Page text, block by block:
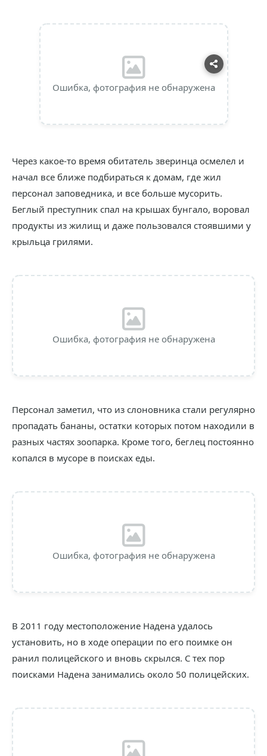
Ошибка, фотография не обнаружена
Через какое-то время обитатель зверинца осмелел и
начал все ближе подбираться к домам, где жил
персонал заповедника, и все больше мусорить.
Беглый преступник спал на крышах бунгало, воровал
продукты из жилищ и даже пользовался стоявшими у
крыльца грилями.
Ошибка, фотография не обнаружена
Персонал заметил, что из слоновника стали регулярно
пропадать бананы, остатки которых потом находили в
разных частях зоопарка. Кроме того, беглец постоянно
копался в мусоре в поисках еды.
Ошибка, фотография не обнаружена
В 2011 году местоположение Надена удалось
установить, но в ходе операции по его поимке он
ранил полицейского и вновь скрылся. С тех пор
поисками Надена занимались около 50 полицейских.